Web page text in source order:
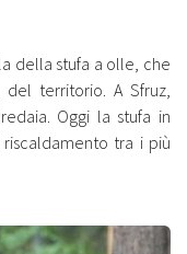
della stufa a olle, che
territorio. A Sfruz,
Oggi la stufa in
tra i più